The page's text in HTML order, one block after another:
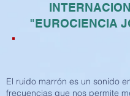
"EUROCIENCIA
El ruido marrón es un sonido
frecuencias que nos permite